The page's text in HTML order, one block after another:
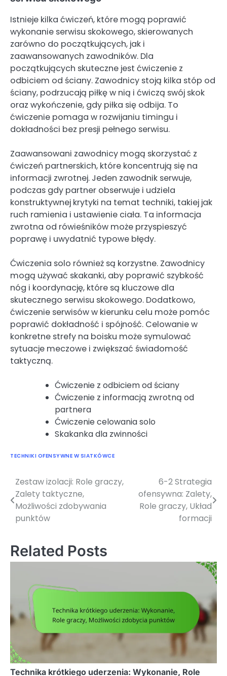
Istnieje kilka ćwiczeń, które mogą poprawić
wykonanie serwisu skokowego, skierowanych
zarówno do początkujących, jak i
zaawansowanych zawodników. Dla
początkujących skuteczne jest ćwiczenie z
odbiciem od ściany. Zawodnicy stoją kilka stóp od
ściany, podrzucają piłkę w nią i ćwiczą swój skok
oraz wykończenie, gdy piłka się odbija. To
ćwiczenie pomaga w rozwijaniu timingu i
dokładności bez presji pełnego serwisu.
Zaawansowani zawodnicy mogą skorzystać z
ćwiczeń partnerskich, które koncentrują się na
informacji zwrotnej. Jeden zawodnik serwuje,
podczas gdy partner obserwuje i udziela
konstruktywnej krytyki na temat techniki, takiej jak
ruch ramienia i ustawienie ciała. Ta informacja
zwrotna od rówieśników może przyspieszyć
poprawę i uwydatnić typowe błędy.
Ćwiczenia solo również są korzystne. Zawodnicy
mogą używać skakanki, aby poprawić szybkość
nóg i koordynację, które są kluczowe dla
skutecznego serwisu skokowego. Dodatkowo,
ćwiczenie serwisów w kierunku celu może pomóc
poprawić dokładność i spójność. Celowanie w
konkretne strefy na boisku może symulować
sytuacje meczowe i zwiększać świadomość
taktyczną.
Ćwiczenie z odbiciem od ściany
Ćwiczenie z informacją zwrotną od
partnera
Ćwiczenie celowania solo
Skakanka dla zwinności
TECHNIKI OFENSYWNE W SIATKÓWCE
Post
navigation
Zestaw izolacji: Role graczy,
Zalety taktyczne,
Możliwości zdobywania
punktów
6-2 Strategia
ofensywna: Zalety,
Role graczy, Układ
formacji
Related Posts
Technika krótkiego uderzenia: Wykonanie, Role